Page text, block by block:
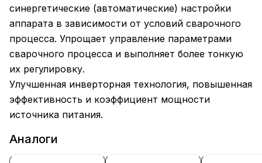
синергетические (автоматические) настройки
аппарата в зависимости от условий сварочного
процесса. Упрощает управление параметрами
сварочного процесса и выполняет более тонкую
их регулировку.
Улучшенная инверторная технология, повышенная
эффективность и коэффициент мощности
источника питания.
Аналоги